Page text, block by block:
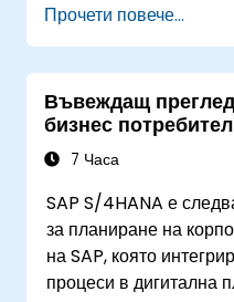
веригата на
Изследват
техните
Придобият
потребителския
инструментите на
Прочети повече...
Въвеждащ преглед
бизнес
7 Часа
SAP S/4HANA е
за планиране на
на SAP, която
процеси в дигитална